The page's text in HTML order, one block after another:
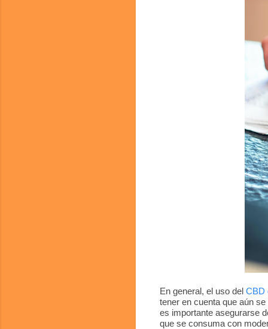
En general, el uso del CBD
tener en cuenta que aún
es importante asegurarse
que se consuma con